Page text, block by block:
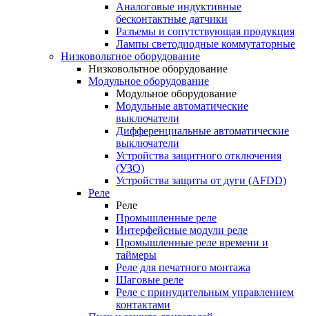
Аналоговые индуктивные
бесконтактные датчики
Разъемы и сопутствующая продукция
Лампы светодиодные коммутаторные
Низковольтное оборудование
Низковольтное оборудование
Модульное оборудование
Модульное оборудование
Модульные автоматические
выключатели
Дифференциальные автоматические
выключатели
Устройства защитного отключения
(УЗО)
Устройства защиты от дуги (AFDD)
Реле
Реле
Промышленные реле
Интерфейсные модули реле
Промышленные реле времени и
таймеры
Реле для печатного монтажа
Шаговые реле
Реле с принудительным управлением
контактами